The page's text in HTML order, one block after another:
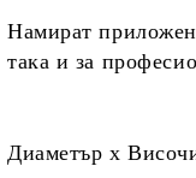
Намират
така и за
Диаметър х